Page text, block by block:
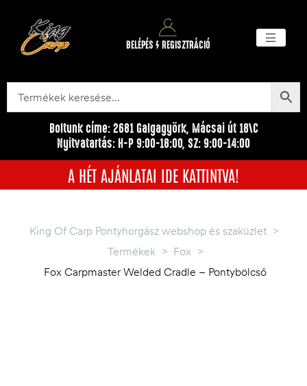
BELÉPÉS / REGISZTRÁCIÓ
Boltunk címe: 2681 Galgagyörk, Mácsai út 18\C
Nyitvatartás: H-P 9:00-18:00, SZ: 9:00-14:00
A HÉT AJÁNLATAI IDE KATTINTVA!
King Of Carp Pontyhorgász webshop és szaküzlet >
Termékek > Fox >
Fox Carpmaster Welded Cradle – Pontybölcső